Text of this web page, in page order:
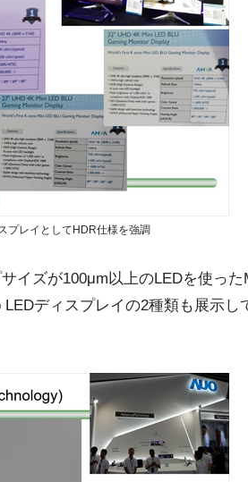
プレイとしてHDR仕様を強調
イズが100μm以上のLEDを使った
ディスプレイの2種類も展示し